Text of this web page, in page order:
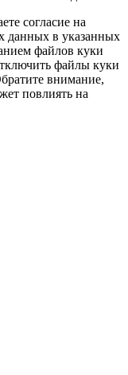
согласие на
данных в указанных
файлов куки
файлы куки
внимание,
повлиять на